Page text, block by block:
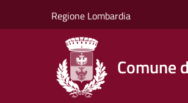
Regione Lombardia
Comune